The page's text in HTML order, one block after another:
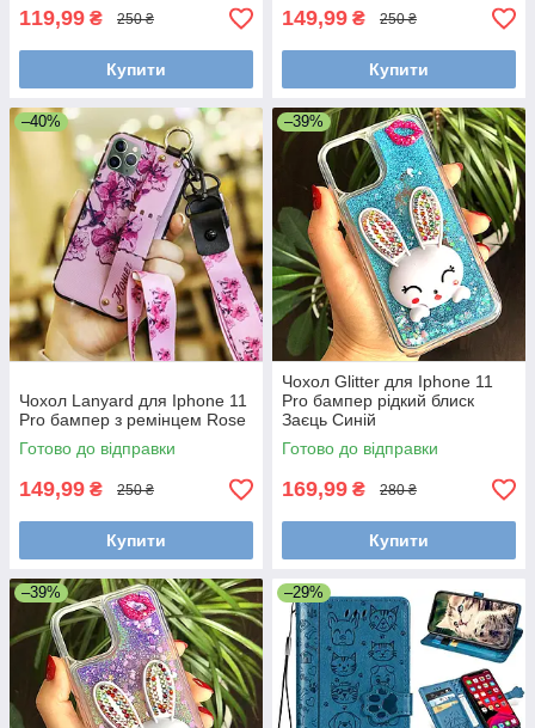
119,99 ₴ 250 ₴
Купити
149,99 ₴ 250 ₴
Купити
–40%
Чохол Lanyard для Iphone 11
Pro бампер з ремінцем Rose
Готово до відправки
149,99 ₴ 250 ₴
Купити
–39%
Чохол Glitter для Iphone 11
Pro бампер рідкий блиск
Заєць Синій
Готово до відправки
169,99 ₴ 280 ₴
Купити
–39% –29%